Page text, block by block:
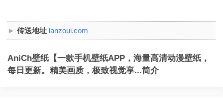
传送地址 lanzoui.com
AniCh壁纸【一款手机壁纸APP，海量高清动漫壁纸，
每日更新。精美画质，极致视觉享...简介